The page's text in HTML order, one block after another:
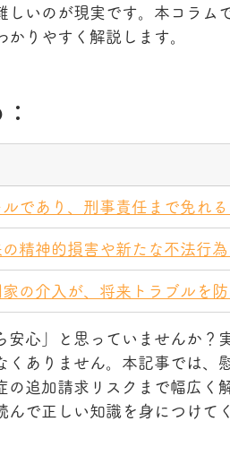
しいのが現実です。本コラム
かりやすく解説します。
であり、刑事責任まで免れ
精神的損害や新たな不法行
の介入が、将来トラブルを
安心」と思っていませんか？
くありません。本記事では、
の追加請求リスクまで幅広く
んで正しい知識を身につけて